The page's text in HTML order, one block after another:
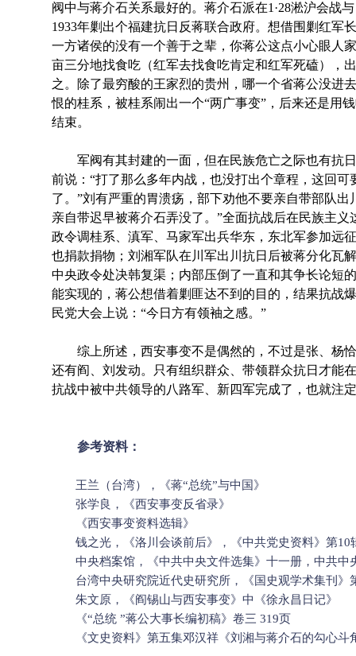
阀中与蒋介石关系最好的。蒋介石派在1·28淞沪会战
1933年剿出个福建抗日反蒋联合政府。想借围剿红军
一方诸侯的没有一个善于之辈，你蒋公这点小心眼人
亩三分地找食吃（红军去找食吃肯定和红军死磕），
之。除了最穷酸的王家烈的贵州，哪一个省蒋公没进
恨的桂系，被桂系闹出一个“两广事变”，后来还是用
结束。
军阀有其封建的一面，但在民族危亡之际也有抗日
前说：“打了那么多年内战，也没打出个章程，这回可
了。”刘有严重的胃溃疡，部下劝他不要亲自带部队
亲自带迟早被蒋介石弄没了。”全面抗战后在民族主
政令调桂系、滇军、马家军出兵华东，东北军参加远
也捐款捐物；刘湘军队在川军出川抗日后被蒋分化瓦
中央政令处决韩复渠；内部压倒了一直和其争长论短
能实现的，蒋公想借着剿匪达不到的目的，结果抗战
民党大会上说：“今日方有领袖之感。”
综上所述，西安事变不是偶然的，不过是张、杨恰
还有阎、刘发动。只有组织群众、带领群众抗日才能
抗战中被中共领导的八路军、新四军完成了，也就注
参考资料：
王兰（台湾），《蒋“总统”与中国》
张学良，《西安事变反省录》
《西安事变资料选辑》
钱之光，《洛川会谈前后》，《中共党史资料》第10
中央档案馆，《中共中央文件选集》十一册，中共中
台湾中央研究院近代史研究所，《国史观学术集刊》
朱文原，《阎锡山与西安事变》中《徐永昌日记》
《“总统 ”蒋公大事长编初稿》卷三 319页
《文史资料》第五集邓汉祥《刘湘与蒋介石的勾心斗